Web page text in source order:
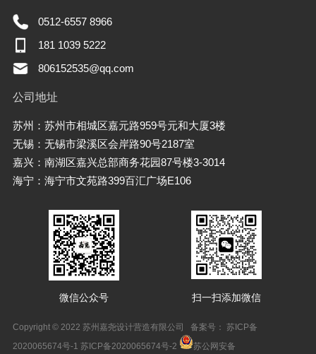
Copyright © 2022 苏州嘉尧设计营造有限公司 备案号： 苏ICP备
2020065674号-1 苏ICP备2020065674号-2
苏公网安备
0512-6557 8966
181 1039 5222
806152535@qq.com
公司地址
苏州：苏州市相城区嘉元路959号元和大厦3楼
无锡：无锡市梁溪区会岸路90号2187室
嘉兴：南湖区嘉兴总部商务花园87号楼3-3014
海宁：海宁市文苑路399百汇广场E106
微信公众号 扫一扫添加微信